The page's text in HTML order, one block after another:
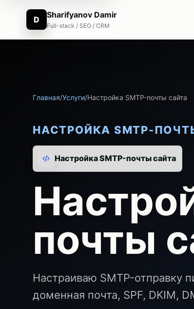
D Sharifyanov Damir
Full-stack / SEO / CRM
Главная/Услуги/Настройка SMTP-почты сайта
НАСТРОЙКА SMTP-
Настройка SMTP-почты сайта
почты
Настраиваю SMTP-отправку
доменная почта, SPF, DKIM,